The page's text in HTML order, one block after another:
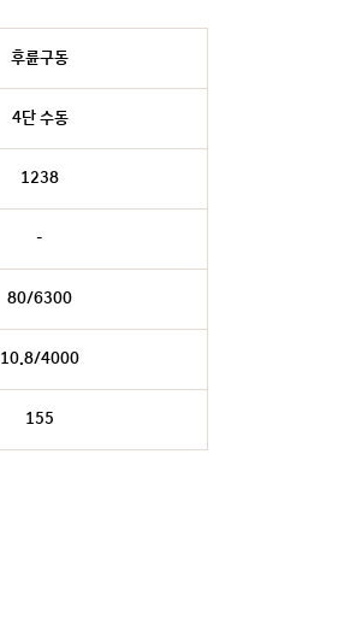
후륜구동
4단 수동
1238
-
80/6300
10.8/4000
155